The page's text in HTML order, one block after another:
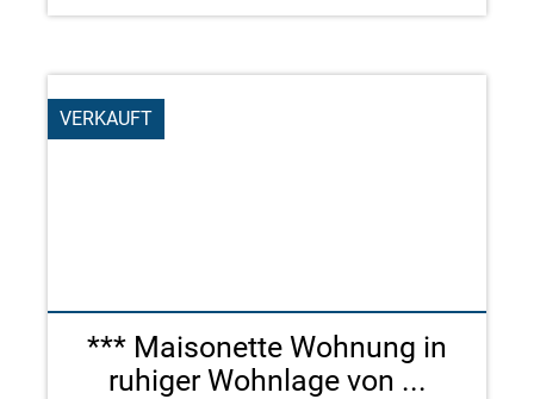
VERKAUFT
*** Maisonette Wohnung in
ruhiger Wohnlage von ...